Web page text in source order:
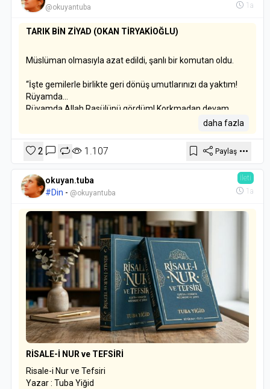
@okuyantuba
1a
TARIK BİN ZİYAD (OKAN TİRYAKİOĞLU)
Müslüman olmasıyla azat edildi, şanlı bir komutan oldu.
“İşte gemilerle birlikte geri dönüş umutlarınızı da yaktım!
Rüyamda...
Rüyamda Allah Rasülünü gördüm! Korkmadan devam
etmemizi emrediyordu! Ona itimattan daha büyük onur
daha öteleri.Bu yolun sonu Cennet-i Aladır.Saflarınızı sıkı
tutun ve ben den ayrılmayın!”
İspanya’da hüküm süren islam medeniyetinin
kurucularından (Tarık bin Ziyad’a) aitti.
Müslüman olan bir komutan.
OKUDUM BİTTİ / YOZGAT - SORGUN İL HALK
KÜTÜPHANESİ
daha fazla
2 1.107 Paylaş
okuyan.tuba
#Din - @okuyantuba
İleti
1a
RİSALE-İ NUR ve TEFSİRİ
Risale-i Nur ve Tefsiri
Yazar : Tuba Yiğid